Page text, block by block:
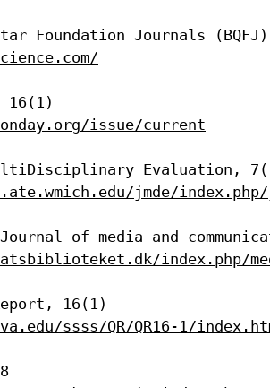
issue/current
jmde/index.php/
index.php/
ssss/QR/QR16-1/